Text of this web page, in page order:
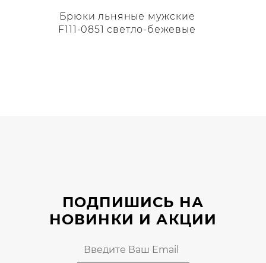
Брюки льняные мужские
F111-0851 светло-бежевые
товара.
ПОДПИШИСЬ НА
НОВИНКИ И АКЦИИ